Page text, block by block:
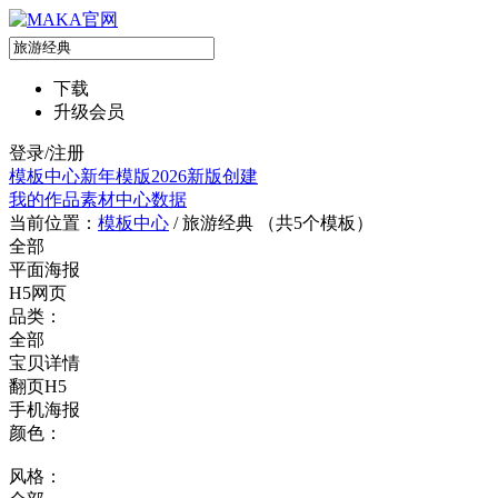
下载
升级会员
登录/注册
模板中心新年模版2026新版创建
我的作品素材中心数据
当前位置： 模板中心 /旅游经典 （共5个模板）
全部
平面海报
H5网页
品类：
全部
宝贝详情
翻页H5
手机海报
颜色：
风格：